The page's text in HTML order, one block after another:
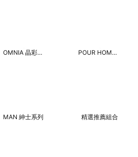
OMNIA 晶彩系
POUR HOMME
MAN 紳士系列 精選推薦組合